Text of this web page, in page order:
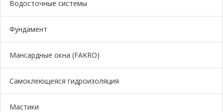
Водосточные системы
Фундамент
Мансардные окна (FAKRO)
Самоклеющеяся гидроизоляция
Мастики